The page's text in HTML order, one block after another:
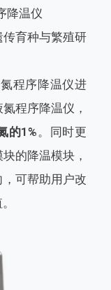
降温仪
传育种与繁殖研
程序降温仪进
程序降温仪，
的1%。同时更
的降温模块，
可帮助用户改